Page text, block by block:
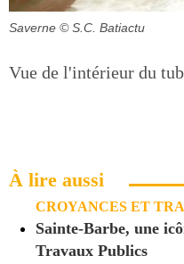
Saverne © S.C. Batiactu
Vue de l'intérieur du
À lire aussi
CROYANCES ET
Sainte-Barbe, une
Travaux Publics